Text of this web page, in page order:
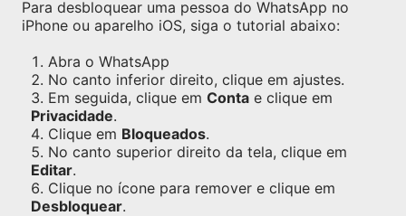
Para desbloquear uma pessoa do WhatsApp no
iPhone ou aparelho iOS, siga o tutorial abaixo:
Abra o WhatsApp
No canto inferior direito, clique em ajustes.
Em seguida, clique em Conta e clique em
Privacidade.
Clique em Bloqueados.
No canto superior direito da tela, clique em
Editar.
Clique no ícone para remover e clique em
Desbloquear.